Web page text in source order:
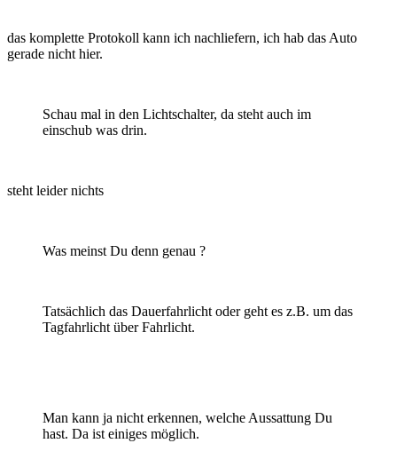
das komplette Protokoll kann ich nachliefern, ich hab das Auto
gerade nicht hier.
Schau mal in den Lichtschalter, da steht auch im
einschub was drin.
steht leider nichts
Was meinst Du denn genau ?
Tatsächlich das Dauerfahrlicht oder geht es z.B. um das
Tagfahrlicht über Fahrlicht.
Man kann ja nicht erkennen, welche Aussattung Du
hast. Da ist einiges möglich.